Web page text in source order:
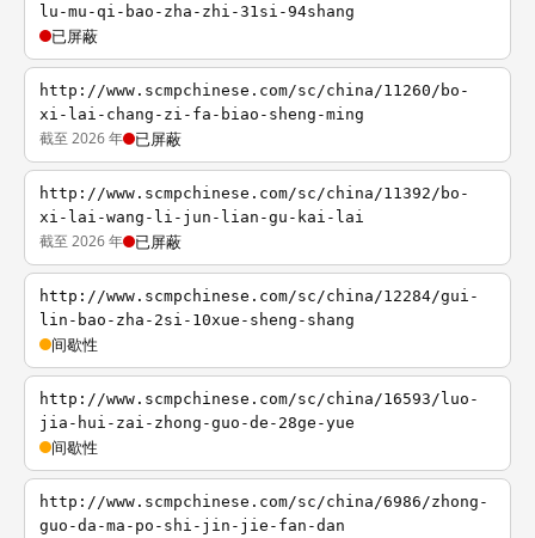
lu-mu-qi-bao-zha-zhi-31si-94shang
已屏蔽
http://www.scmpchinese.com/sc/china/11260/bo-
xi-lai-chang-zi-fa-biao-sheng-ming
截至 2026 年 已屏蔽
http://www.scmpchinese.com/sc/china/11392/bo-
xi-lai-wang-li-jun-lian-gu-kai-lai
截至 2026 年 已屏蔽
http://www.scmpchinese.com/sc/china/12284/gui-
lin-bao-zha-2si-10xue-sheng-shang
间歇性
http://www.scmpchinese.com/sc/china/16593/luo-
jia-hui-zai-zhong-guo-de-28ge-yue
间歇性
http://www.scmpchinese.com/sc/china/6986/zhong-
guo-da-ma-po-shi-jin-jie-fan-dan